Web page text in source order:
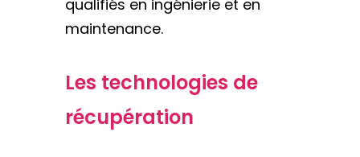
qualifiés en ingénierie et en
maintenance.
Les technologies de
récupération